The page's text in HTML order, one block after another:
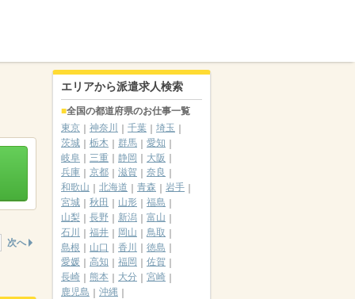
次へ
エリアから派遣求人検索
全国の都道府県のお仕事一覧
東京
神奈川 千葉
埼玉
茨城
栃木 群馬
愛知
岐阜
三重 静岡
大阪
兵庫
京都 滋賀
奈良
和歌山
北海道 青森
岩手
宮城
秋田 山形
福島
山梨
長野 新潟
富山
石川
福井 岡山
鳥取
島根
山口 香川
徳島
愛媛
高知 福岡
佐賀
長崎
熊本 大分
宮崎
鹿児島
沖縄